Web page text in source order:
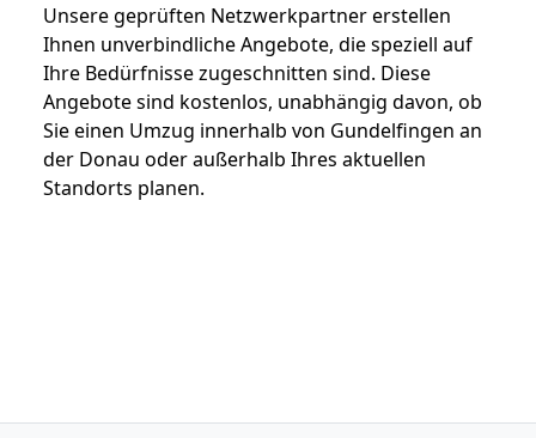
Unsere geprüften Netzwerkpartner erstellen
Ihnen unverbindliche Angebote, die speziell auf
Ihre Bedürfnisse zugeschnitten sind. Diese
Angebote sind kostenlos, unabhängig davon, ob
Sie einen Umzug innerhalb von Gundelfingen an
der Donau oder außerhalb Ihres aktuellen
Standorts planen.